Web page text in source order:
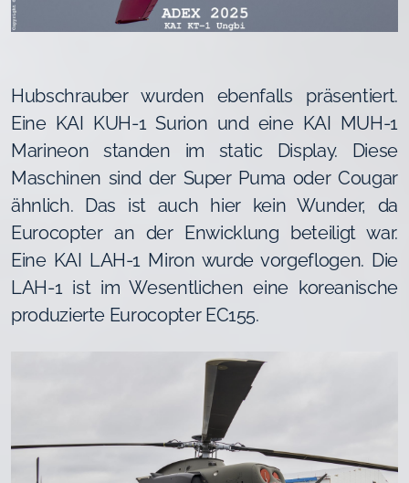
Hubschrauber wurden ebenfalls präsentiert.
Eine KAI KUH-1 Surion und eine KAI MUH-1
Marineon standen im static Display. Diese
Maschinen sind der Super Puma oder Cougar
ähnlich. Das ist auch hier kein Wunder, da
Eurocopter an der Enwicklung beteiligt war.
Eine KAI LAH-1 Miron wurde vorgeflogen. Die
LAH-1 ist im Wesentlichen eine koreanische
produzierte Eurocopter EC155.